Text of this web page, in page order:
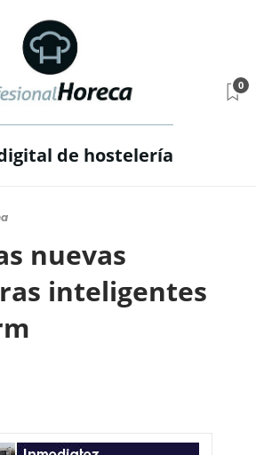
de hostelería
0
nuevas
inteligentes